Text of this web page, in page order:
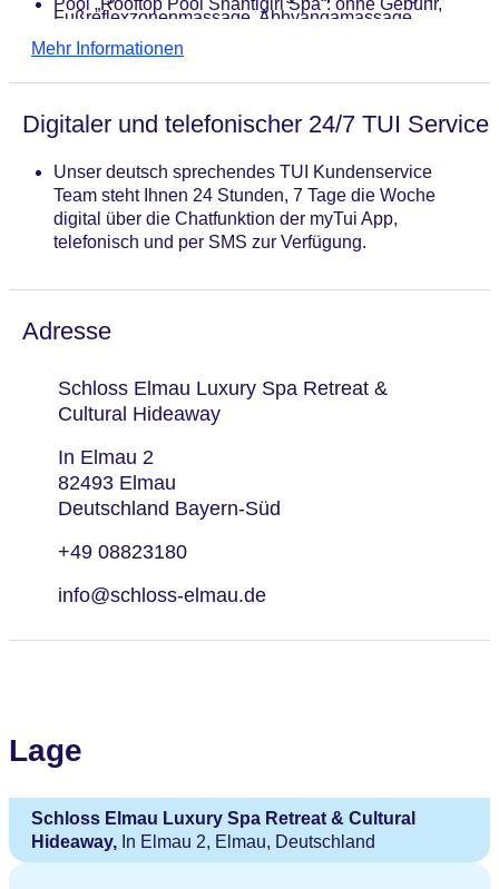
ohne Gebühr, Liegen: ohne Gebühr, Liegestühle:
Gebühr, Outdoor, beheizbar, im Wellnessbereich,
Daybeds: ohne Gebühr, Liegen: ohne Gebühr,
Liegestühle: ohne Gebühr
Saunen: 14, Tauchbecken, Eisbrunnen/-grotte,
Ruheraum, Aufgussprogramm
Fußreflexzonenmassage, Abhyangamassage,
Lomimassage, Thaimassage, Hamammassage,
Badeanwendungen
Medizinische Anwendungen
Beauty-/Kosmetikcenter „Badehaus Spa und
Signature, Niance, Annanné,
Beauty-/Kosmetikanwendungen: Anti-Aging,
Cellulite-Behandlung, Peeling, Modellagen,
Gesichtsbehandlung, Maniküre, Pediküre
Mehr Informationen
Digitaler und telefonischer 24/7 TUI Service
Unser deutsch sprechendes TUI Kundenservice
Team steht Ihnen 24 Stunden, 7 Tage die Woche
digital über die Chatfunktion der myTui App,
telefonisch und per SMS zur Verfügung.
Adresse
Schloss Elmau Luxury Spa Retreat &
Cultural Hideaway
In Elmau 2
82493 Elmau
Deutschland Bayern-Süd
+49 08823180
info@schloss-elmau.de
Lage
Schloss Elmau Luxury Spa Retreat & Cultural
Hideaway, In Elmau 2, Elmau, Deutschland